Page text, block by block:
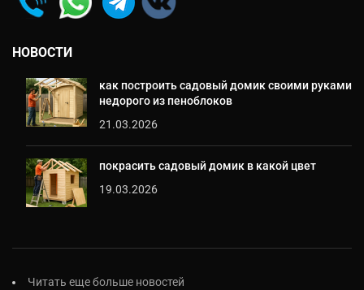
НОВОСТИ
как построить садовый домик своими руками
недорого из пеноблоков
21.03.2026
покрасить садовый домик в какой цвет
19.03.2026
Читать еще больше новостей